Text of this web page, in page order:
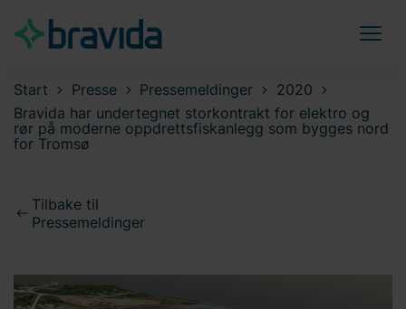
Start Presse Pressemeldinger
2020
Bravida har undertegnet storkontrakt for elektro og
rør på moderne oppdrettsfiskanlegg som bygges nord
for Tromsø
Tilbake til
Pressemeldinger